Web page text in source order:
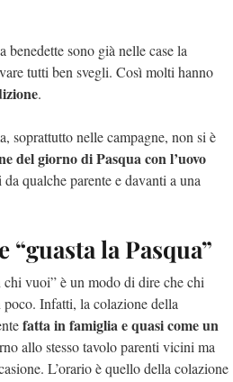
benedette sono già nelle case la
tutti ben svegli. Così molti hanno
.
soprattutto nelle campagne, non si è
del giorno di Pasqua con l’uovo
qualche parente e davanti a una
“guasta la Pasqua”
vuoi” è un modo di dire che chi
poco. Infatti, la colazione della
fatta in famiglia e quasi come un
allo stesso tavolo parenti vicini ma
L’orario è quello della colazione